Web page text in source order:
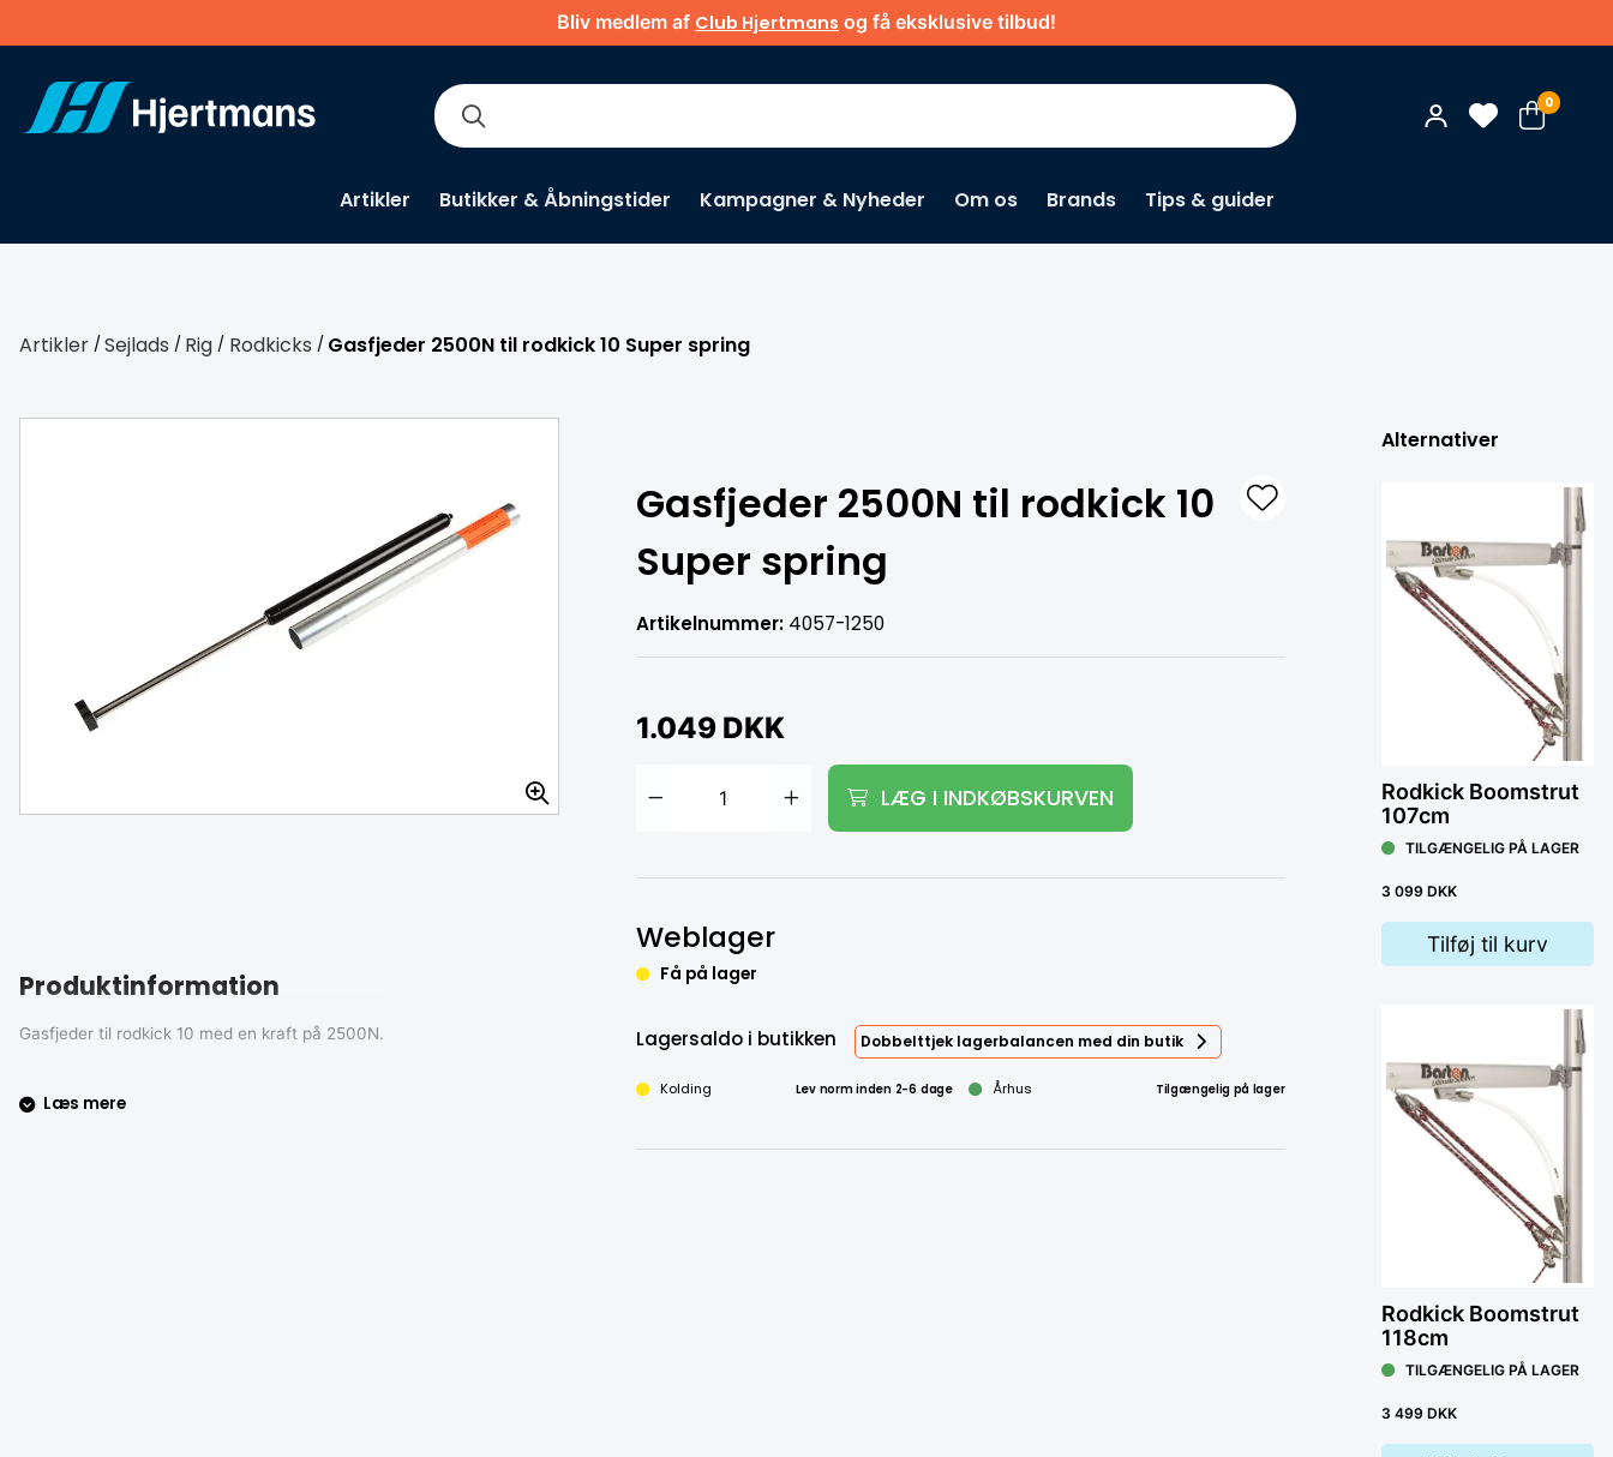
Bliv medlem af Club Hjertmans og få eksklusive tilbud!
0
Artikler Butikker & Åbningstider Kampagner & Nyheder Om os Brands Tips & guider
Artikler / Sejlads / Rig / Rodkicks / Gasfjeder 2500N til rodkick 10 Super spring
Gasfjeder 2500N til rodkick 10
Super spring
Artikelnummer: 4057-1250
1.049 DKK
LÆG I INDKØBSKURVEN
Weblager
Få på lager
Lagersaldo i butikken Dobbelttjek lagerbalancen med din butik
Kolding Lev norm inden 2-6 dage Århus Tilgængelig på lager
Produktinformation
Gasfjeder til rodkick 10 med en kraft på 2500N.
Læs mere
Alternativer
Rodkick Boomstrut
107cm
TILGÆNGELIG PÅ LAGER
3 099 DKK
Tilføj til kurv
Rodkick Boomstrut
118cm
TILGÆNGELIG PÅ LAGER
3 499 DKK